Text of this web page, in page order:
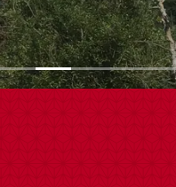
イベント